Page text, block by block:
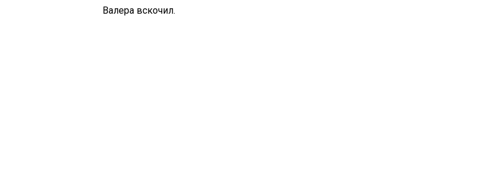
Валера вскочил.